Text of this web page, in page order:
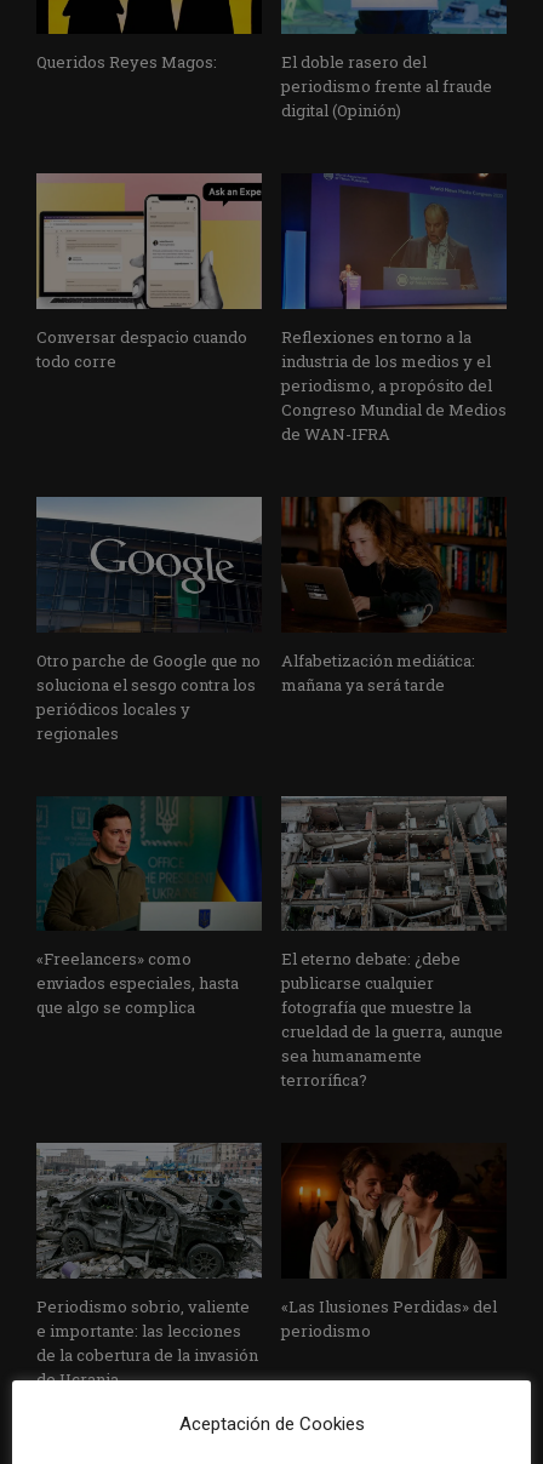
Queridos Reyes Magos:
El doble rasero del
periodismo frente al fraude
digital (Opinión)
Conversar despacio cuando
todo corre
Reflexiones en torno a la
industria de los medios y el
periodismo, a propósito del
Congreso Mundial de Medios
de WAN-IFRA
Otro parche de Google que no
soluciona el sesgo contra los
periódicos locales y
regionales
Alfabetización mediática:
mañana ya será tarde
«Freelancers» como
enviados especiales, hasta
que algo se complica
El eterno debate: ¿debe
publicarse cualquier
fotografía que muestre la
crueldad de la guerra, aunque
sea humanamente
terrorífica?
Periodismo sobrio, valiente
e importante: las lecciones
de la cobertura de la invasión
de Ucrania
«Las Ilusiones Perdidas» del
periodismo
Aceptación de Cookies